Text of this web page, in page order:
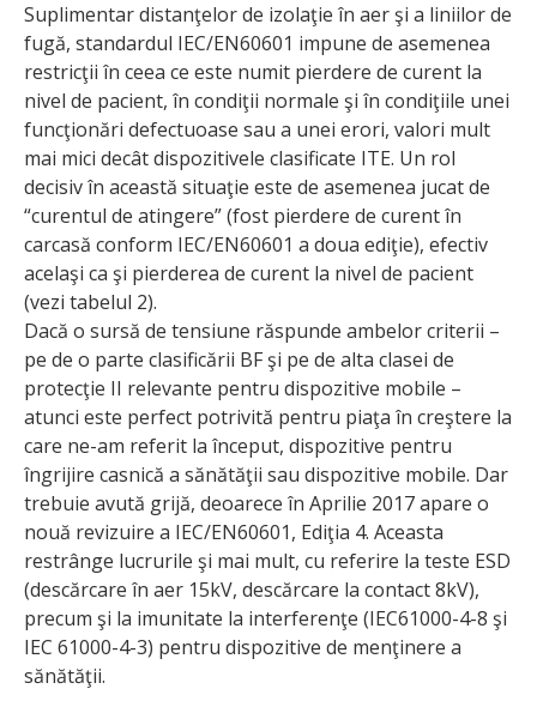
Suplimentar distanţelor de izolaţie în aer şi a liniilor de
fugă, standardul IEC/EN60601 impune de asemenea
restricţii în ceea ce este numit pierdere de curent la
nivel de pacient, în condiţii normale şi în condiţiile unei
funcţionări defectuoase sau a unei erori, valori mult
mai mici decât dispozitivele clasificate ITE. Un rol
decisiv în această situaţie este de asemenea jucat de
“curentul de atingere” (fost pierdere de curent în
carcasă conform IEC/EN60601 a doua ediţie), efectiv
acelaşi ca şi pierderea de curent la nivel de pacient
(vezi tabelul 2).
Dacă o sursă de tensiune răspunde ambelor criterii –
pe de o parte clasificării BF şi pe de alta clasei de
protecţie II relevante pentru dispozitive mobile –
atunci este perfect potrivită pentru piaţa în creştere la
care ne-am referit la început, dispozi­tive pentru
îngrijire casnică a sănătăţii sau dispozi­tive mobile. Dar
trebuie avută grijă, deoarece în Aprilie 2017 apare o
nouă revizuire a IEC/EN60601, Ediţia 4. Aceasta
restrânge lucrurile şi mai mult, cu referire la teste ESD
(descărcare în aer 15kV, descărcare la contact 8kV),
precum şi la imunitate la interferenţe (IEC61000-4-8 şi
IEC 61000-4-3) pentru dispozitive de menţinere a
sănătăţii.